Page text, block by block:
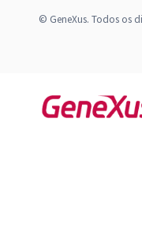
© GeneXus. Todos os